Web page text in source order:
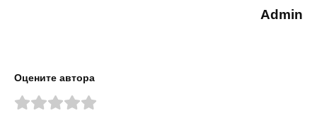
Admin
Оцените автора